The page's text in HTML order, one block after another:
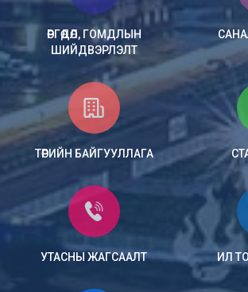
ӨРГӨДӨЛ, ГОМДЛЫН
ШИЙДВЭРЛЭЛТ
ТӨРИЙН БАЙГУУЛЛАГА
УТАСНЫ ЖАГСААЛТ ИЛ